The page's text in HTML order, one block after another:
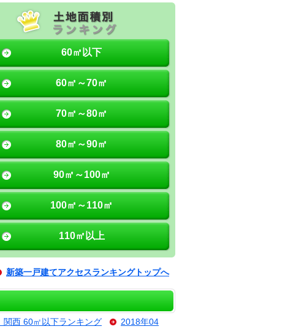
60㎡以下
60㎡～70㎡
70㎡～80㎡
80㎡～90㎡
90㎡～100㎡
100㎡～110㎡
110㎡以上
新築一戸建てアクセスランキングトップへ
西 60㎡以下ランキング
2018年04